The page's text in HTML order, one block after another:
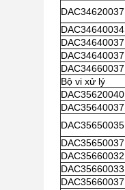
DAC34620037
DAC34640034
DAC34640037
DAC34640037
DAC34660037
Bộ vi xử lý
DAC35620040
DAC35640037
DAC35650035
DAC35650037
DAC35660032
DAC35660033
DAC35660037